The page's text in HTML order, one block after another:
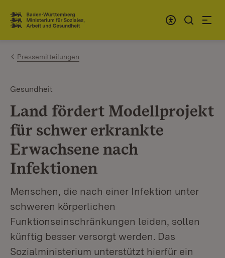
Zum Inhalt springen
Link zur Startseite
Pressemitteilungen
Gesundheit
Land fördert Modellprojekt
für schwer erkrankte
Erwachsene nach
Infektionen
Menschen, die nach einer Infektion unter
schweren körperlichen
Funktionseinschränkungen leiden, sollen
künftig besser versorgt werden. Das
Sozialministerium unterstützt hierfür ein